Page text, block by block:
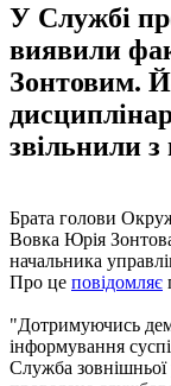
У Службі
виявили
Зонтовим.
звільнили з
Брата голови
Вовка Юрія
начальника
Про це повідомляє
"Дотримуючись
інформування
Служба зовнішньої